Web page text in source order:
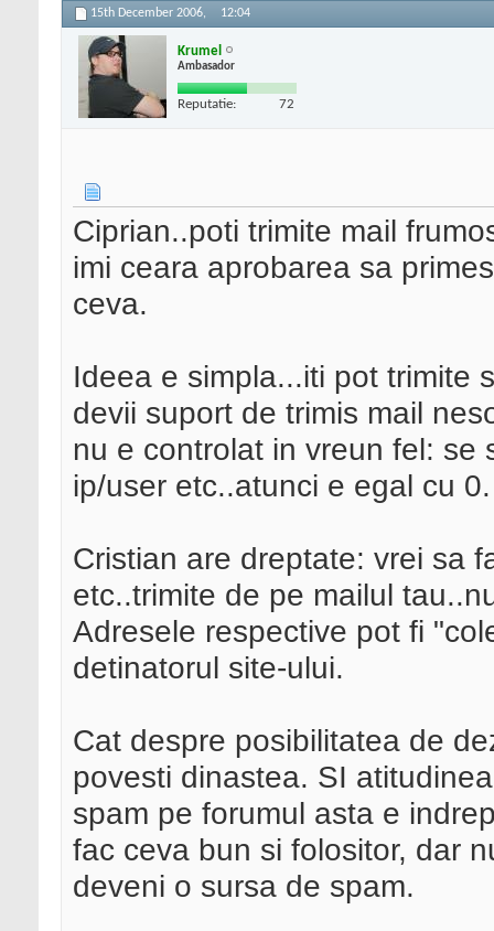
15th December 2006, 12:04
Krumel
Ambasador
Reputatie: 72
Ciprian..poti trimite mail
imi ceara aprobarea sa
ceva.
Ideea e simpla...iti pot trimite
devii suport de trimis mail
nu e controlat in vreun fel: se
ip/user etc..atunci e egal cu 0.
Cristian are dreptate: vrei sa
etc..trimite de pe mailul
Adresele respective pot fi
detinatorul site-ului.
Cat despre posibilitatea de
povesti dinastea. SI
spam pe forumul asta e
fac ceva bun si folositor, dar
deveni o sursa de spam.